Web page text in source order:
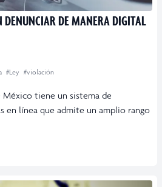
DENUNCIAR DE MANERA DIGITAL
#Ley #violación
México tiene un sistema de
en línea que admite un amplio rango